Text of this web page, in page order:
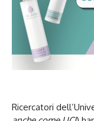
Ricercatori